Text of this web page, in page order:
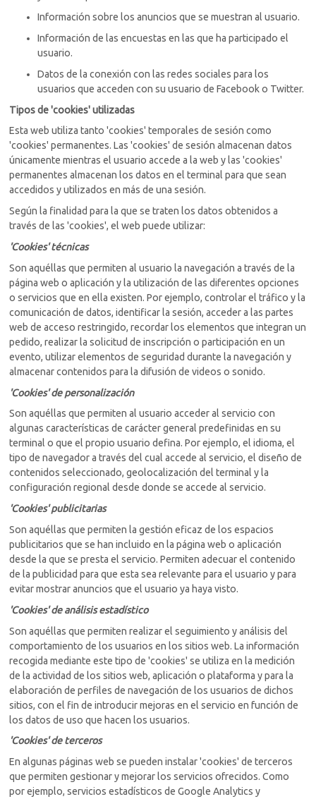
Información sobre los anuncios que se muestran al usuario.
Información de las encuestas en las que ha participado el
usuario.
Datos de la conexión con las redes sociales para los
usuarios que acceden con su usuario de Facebook o Twitter.
Tipos de 'cookies' utilizadas
Esta web utiliza tanto 'cookies' temporales de sesión como
'cookies' permanentes. Las 'cookies' de sesión almacenan datos
únicamente mientras el usuario accede a la web y las 'cookies'
permanentes almacenan los datos en el terminal para que sean
accedidos y utilizados en más de una sesión.
Según la finalidad para la que se traten los datos obtenidos a
través de las 'cookies', el web puede utilizar:
'Cookies' técnicas
Son aquéllas que permiten al usuario la navegación a través de la
página web o aplicación y la utilización de las diferentes opciones
o servicios que en ella existen. Por ejemplo, controlar el tráfico y la
comunicación de datos, identificar la sesión, acceder a las partes
web de acceso restringido, recordar los elementos que integran un
pedido, realizar la solicitud de inscripción o participación en un
evento, utilizar elementos de seguridad durante la navegación y
almacenar contenidos para la difusión de videos o sonido.
'Cookies' de personalización
Son aquéllas que permiten al usuario acceder al servicio con
algunas características de carácter general predefinidas en su
terminal o que el propio usuario defina. Por ejemplo, el idioma, el
tipo de navegador a través del cual accede al servicio, el diseño de
contenidos seleccionado, geolocalización del terminal y la
configuración regional desde donde se accede al servicio.
'Cookies' publicitarias
Son aquéllas que permiten la gestión eficaz de los espacios
publicitarios que se han incluido en la página web o aplicación
desde la que se presta el servicio. Permiten adecuar el contenido
de la publicidad para que esta sea relevante para el usuario y para
evitar mostrar anuncios que el usuario ya haya visto.
'Cookies' de análisis estadístico
Son aquéllas que permiten realizar el seguimiento y análisis del
comportamiento de los usuarios en los sitios web. La información
recogida mediante este tipo de 'cookies' se utiliza en la medición
de la actividad de los sitios web, aplicación o plataforma y para la
elaboración de perfiles de navegación de los usuarios de dichos
sitios, con el fin de introducir mejoras en el servicio en función de
los datos de uso que hacen los usuarios.
'Cookies' de terceros
En algunas páginas web se pueden instalar 'cookies' de terceros
que permiten gestionar y mejorar los servicios ofrecidos. Como
por ejemplo, servicios estadísticos de Google Analytics y